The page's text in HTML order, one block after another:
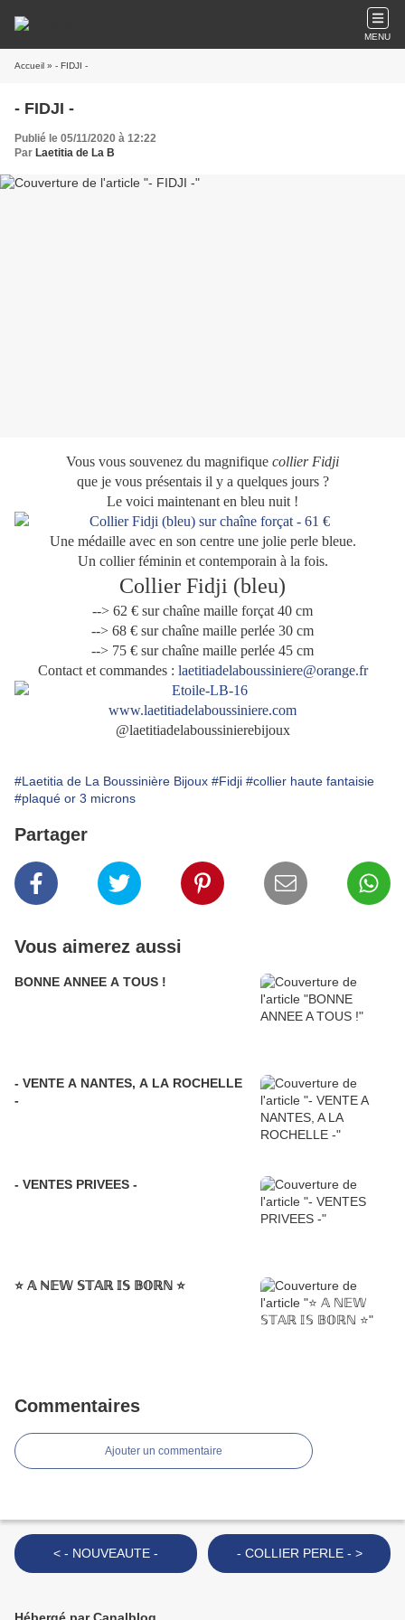
MENU
Accueil » - FIDJI -
- FIDJI -
Publié le 05/11/2020 à 12:22
Par Laetitia de La B
Vous vous souvenez du magnifique collier Fidji
que je vous présentais il y a quelques jours ?
Le voici maintenant en bleu nuit !
Une médaille avec en son centre une jolie perle bleue.
Un collier féminin et contemporain à la fois.
Collier Fidji (bleu)
--> 62 € sur chaîne maille forçat 40 cm
--> 68 € sur chaîne maille perlée 30 cm
--> 75 € sur chaîne maille perlée 45 cm
Contact et commandes : laetitiadelaboussiniere@orange.fr
www.laetitiadelaboussiniere.com
@laetitiadelaboussinierebijoux
#Laetitia de La Boussinière Bijoux #Fidji #collier haute fantaisie
#plaqué or 3 microns
Partager
Vous aimerez aussi
BONNE ANNEE A TOUS !
- VENTE A NANTES, A LA ROCHELLE
-
- VENTES PRIVEES -
⭐️ 𝔸 ℕ𝔼𝕎 𝕊𝕋𝔸ℝ 𝕀𝕊 𝔹𝕆ℝℕ ⭐️
Commentaires
Ajouter un commentaire
< - NOUVEAUTE - - COLLIER PERLE - >